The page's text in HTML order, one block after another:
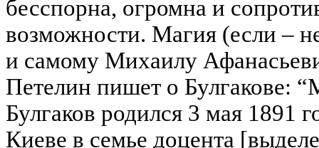
бесспорна, огромна и
возможности. Магия (если –
и самому Михаилу
Петелин пишет о Булгакове:
Булгаков родился 3 мая 1891
Киеве в семье доцента